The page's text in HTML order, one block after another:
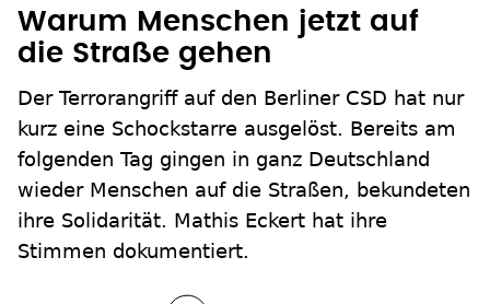
Warum Menschen jetzt auf
die Straße gehen
Der Terrorangriff auf den Berliner CSD hat nur
kurz eine Schockstarre ausgelöst. Bereits am
folgenden Tag gingen in ganz Deutschland
wieder Menschen auf die Straßen, bekundeten
ihre Solidarität. Mathis Eckert hat ihre
Stimmen dokumentiert.